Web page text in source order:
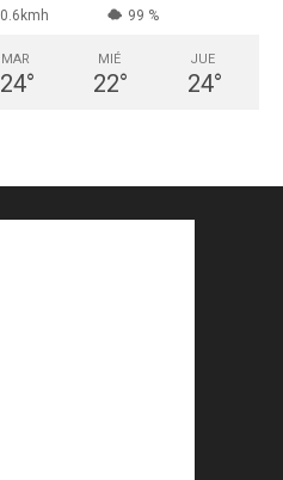
0.6kmh 99 %
MAR
24°
MIÉ
22°
JUE
24°